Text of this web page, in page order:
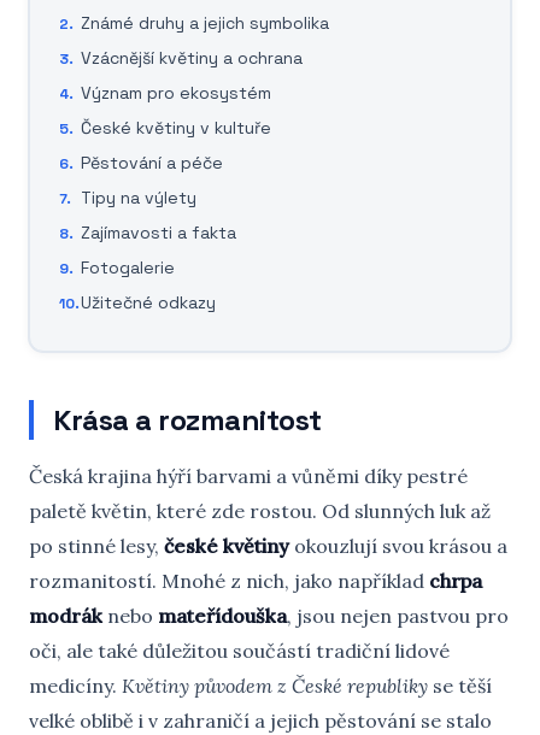
Známé druhy a jejich symbolika
Vzácnější květiny a ochrana
Význam pro ekosystém
České květiny v kultuře
Pěstování a péče
Tipy na výlety
Zajímavosti a fakta
Fotogalerie
Užitečné odkazy
Krása a rozmanitost
Česká krajina hýří barvami a vůněmi díky pestré
paletě květin, které zde rostou. Od slunných luk až
po stinné lesy, české květinyokouzlují svou krásou a
rozmanitostí. Mnohé z nich, jako například chrpa
modráknebo mateřídouška, jsou nejen pastvou pro
oči, ale také důležitou součástí tradiční lidové
medicíny. Květiny původem z České republiky se těší
velké oblibě i v zahraničí a jejich pěstování se stalo